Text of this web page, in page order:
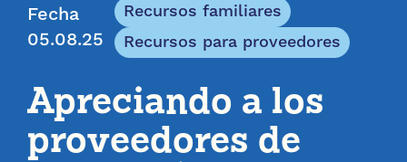
Fecha
05.08.25
Recursos familiares
Recursos para proveedores
Apreciando a los
proveedores de